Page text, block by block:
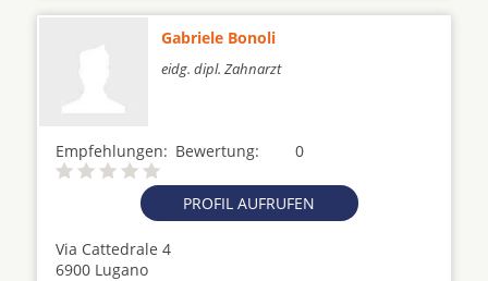
Gabriele Bonoli
eidg. dipl. Zahnarzt
Empfehlungen: 0
Bewertung:
PROFIL AUFRUFEN
Via Cattedrale 4
6900 Lugano